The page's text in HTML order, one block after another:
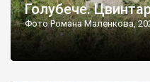
Голубече.
Фото Романа Маленкова,